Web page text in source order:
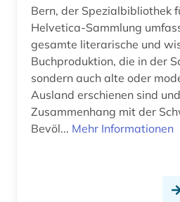
latein (1)
lexikon (1)
linguistik (4)
literatur (8)
Bern, der Spezialbibliothek
Helvetica-Sammlung
gesamte literarische und
Buchproduktion, die in der
sondern auch alte oder
Ausland erschienen sind
Zusammenhang mit der
Bevöl... Mehr Informationen